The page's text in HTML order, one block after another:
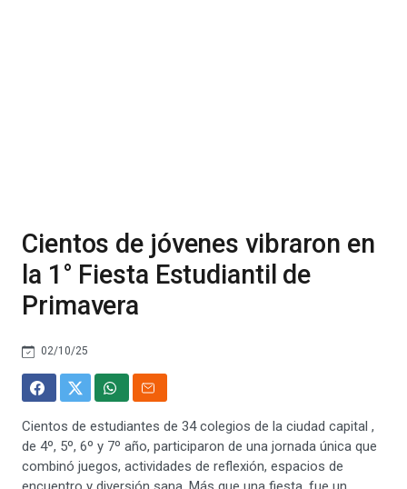
Cientos de jóvenes vibraron en
la 1° Fiesta Estudiantil de
Primavera
02/10/25
Cientos de estudiantes de 34 colegios de la ciudad capital ,
de 4º, 5º, 6º y 7º año, participaron de una jornada única que
combinó juegos, actividades de reflexión, espacios de